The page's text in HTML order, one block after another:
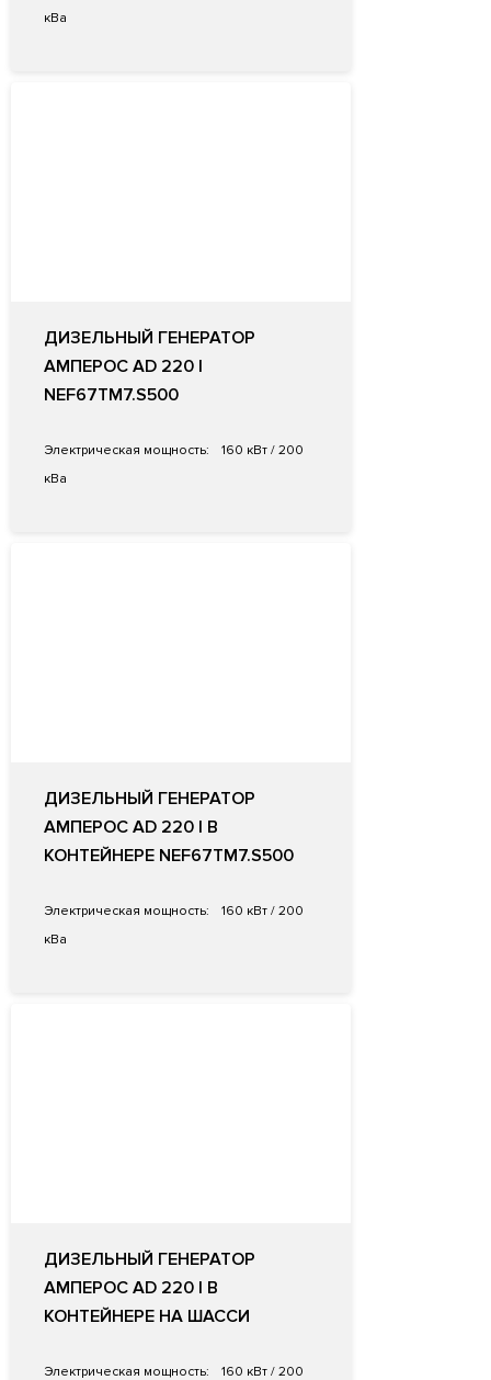
кВа
ДИЗЕЛЬНЫЙ ГЕНЕРАТОР
АМПЕРОС AD 220 I
NEF67TM7.S500
Электрическая мощность:
160 кВт / 200
кВа
ДИЗЕЛЬНЫЙ ГЕНЕРАТОР
АМПЕРОС AD 220 I В
КОНТЕЙНЕРЕ NEF67TM7.S500
Электрическая мощность:
160 кВт / 200
кВа
ДИЗЕЛЬНЫЙ ГЕНЕРАТОР
АМПЕРОС AD 220 I В
КОНТЕЙНЕРЕ НА ШАССИ
Электрическая мощность: 160 кВт / 200